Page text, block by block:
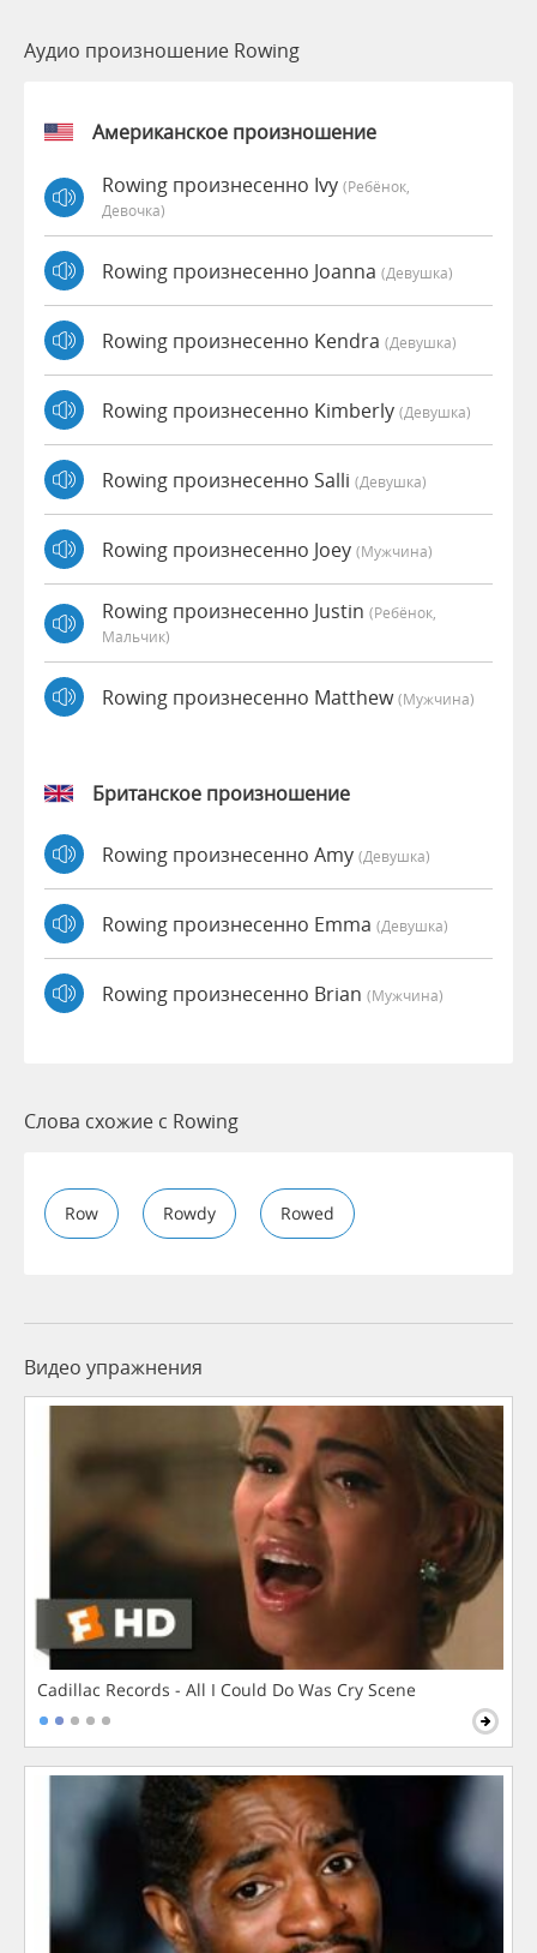
Аудио произношение Rowing
Американское произношение
Rowing произнесенно Ivy (Ребёнок,
Девочка)
Rowing произнесенно Joanna (девушка)
Rowing произнесенно Kendra (девушка)
Rowing произнесенно Kimberly (девушка)
Rowing произнесенно Salli (девушка)
Rowing произнесенно Joey (мужчина)
Rowing произнесенно Justin (Ребёнок,
Мальчик)
Rowing произнесенно Matthew(мужчина)
Британское произношение
Rowing произнесенно Amy (девушка)
Rowing произнесенно Emma (девушка)
Rowing произнесенно Brian (мужчина)
Слова схожие с Rowing
Row Rowdy Rowed
Видео упражнения
Cadillac Records - All I Could Do Was Cry Scene